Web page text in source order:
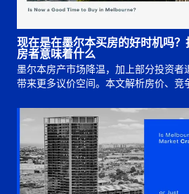
现在是在墨尔本买房的好时机吗
房者意味着什么
墨尔本房产市场降温，加上部分投资者
带来更多议价空间。本文解析房价、竞